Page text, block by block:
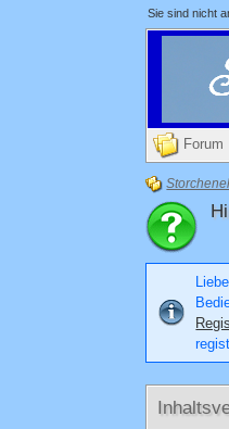
Sie sind nicht
Forum